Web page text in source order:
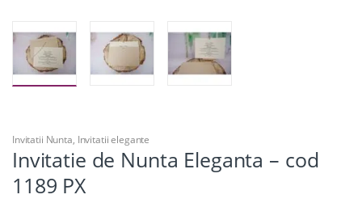
Invitatii Nunta, Invitatii elegante
Invitatie de Nunta Eleganta – cod
1189 PX